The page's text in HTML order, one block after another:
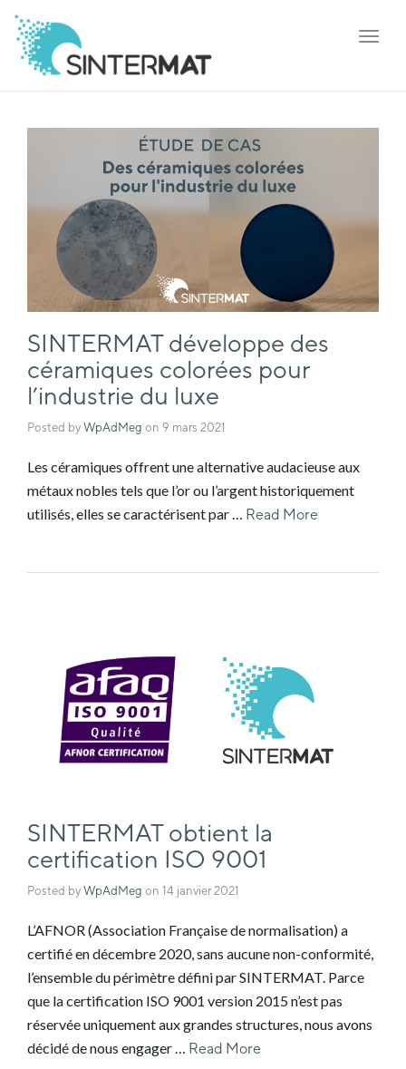
SINTERMAT développe des
céramiques colorées pour
l’industrie du luxe
Posted by WpAdMeg on 9 mars 2021
Les céramiques offrent une alternative audacieuse aux
métaux nobles tels que l’or ou l’argent historiquement
utilisés, elles se caractérisent par … Read More
SINTERMAT obtient la
certification ISO 9001
Posted by WpAdMeg on 14 janvier 2021
L’AFNOR (Association Française de normalisation) a
certifié en décembre 2020, sans aucune non-conformité,
l’ensemble du périmètre défini par SINTERMAT. Parce
que la certification ISO 9001 version 2015 n’est pas
réservée uniquement aux grandes structures, nous avons
décidé de nous engager … Read More